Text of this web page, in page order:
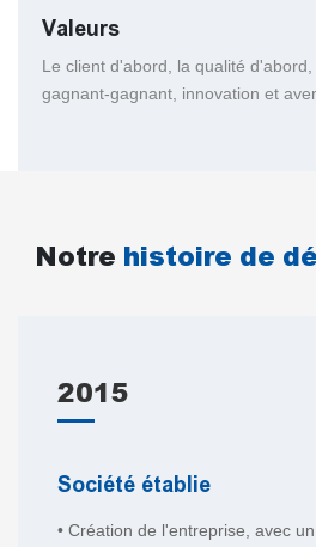
Valeurs
Le client d'abord, la qualité
gagnant-gagnant, innovation et
Notre histoire de
2015
Société établie
• Création de l'entreprise, avec